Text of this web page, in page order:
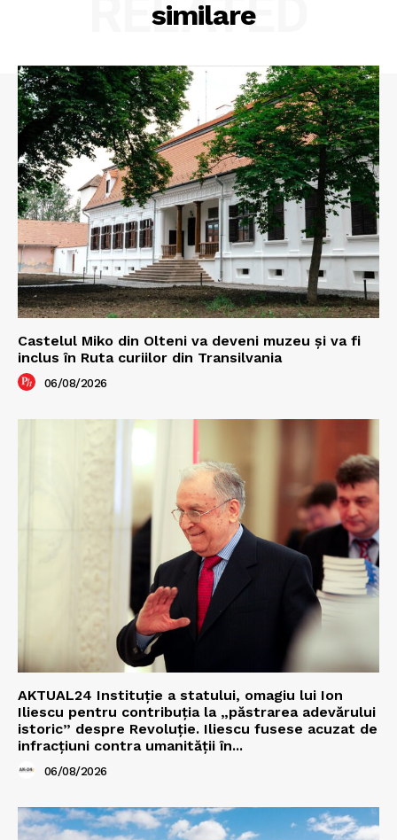
similare
RELATED
Castelul Miko din Olteni va deveni muzeu şi va fi
inclus în Ruta curiilor din Transilvania
06/08/2026
AKTUAL24 Instituție a statului, omagiu lui Ion
Iliescu pentru contribuția la „păstrarea adevărului
istoric” despre Revoluție. Iliescu fusese acuzat de
infracțiuni contra umanității în...
06/08/2026